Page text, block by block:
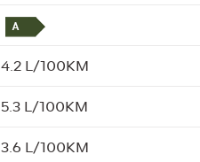
4.2 L/100KM
5.3 L/100KM
3.6 L/100KM